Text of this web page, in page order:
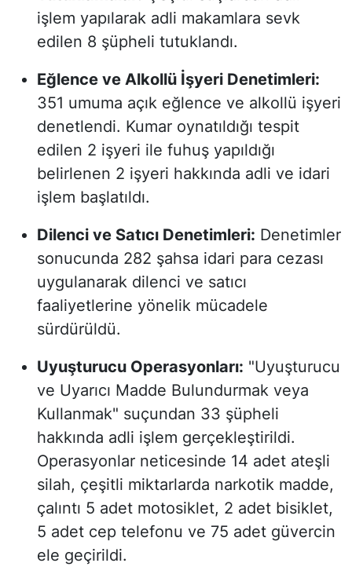
işlem yapılarak adli makamlara sevk
edilen 8 şüpheli tutuklandı.
Eğlence ve Alkollü İşyeri Denetimleri:
351 umuma açık eğlence ve alkollü işyeri
denetlendi. Kumar oynatıldığı tespit
edilen 2 işyeri ile fuhuş yapıldığı
belirlenen 2 işyeri hakkında adli ve idari
işlem başlatıldı.
Dilenci ve Satıcı Denetimleri: Denetimler
sonucunda 282 şahsa idari para cezası
uygulanarak dilenci ve satıcı
faaliyetlerine yönelik mücadele
sürdürüldü.
Uyuşturucu Operasyonları: "Uyuşturucu
ve Uyarıcı Madde Bulundurmak veya
Kullanmak" suçundan 33 şüpheli
hakkında adli işlem gerçekleştirildi.
Operasyonlar neticesinde 14 adet ateşli
silah, çeşitli miktarlarda narkotik madde,
çalıntı 5 adet motosiklet, 2 adet bisiklet,
5 adet cep telefonu ve 75 adet güvercin
ele geçirildi.